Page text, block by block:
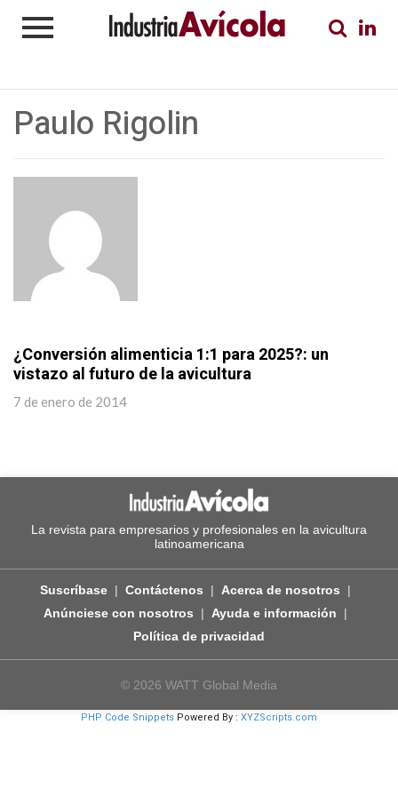
Paulo Rigolin
¿Conversión alimenticia 1:1 para 2025?: un
vistazo al futuro de la avicultura
7 de enero de 2014
La revista para empresarios y profesionales en la avicultura
latinoamericana
Suscríbase Contáctenos
Acerca de nosotros
Anúnciese con nosotros
Ayuda e información
Política de privacidad
© 2026 WATT Global Media
PHP Code Snippets Powered By : XYZScripts.com